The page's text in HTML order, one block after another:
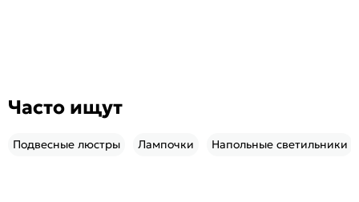
Часто ищут
Подвесные люстры Лампочки Напольные светильники